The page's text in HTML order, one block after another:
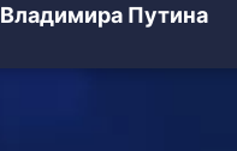
Владимира Путина